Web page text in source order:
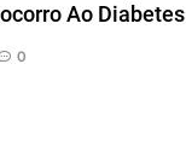
Ao Diabetes
0